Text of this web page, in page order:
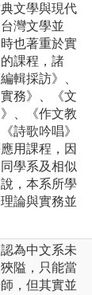
文學與現代
灣文學並
也著重於實
課程，諸
輯採訪》、
實務》、《文
、《作文教
詩歌吟唱》
用課程，因
學系及相似
，本系所學
論與實務並
為中文系未
隘，只能當
，但其實並